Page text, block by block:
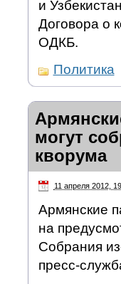
и
Договора о
ОДКБ.
Политика
могут
кворума
11 апреля 2012,
Армянские
на
Собрания
пресс-